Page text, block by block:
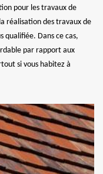
pour les travaux de
réalisation des travaux de
qualifiée. Dans ce cas,
par rapport aux
si vous habitez à